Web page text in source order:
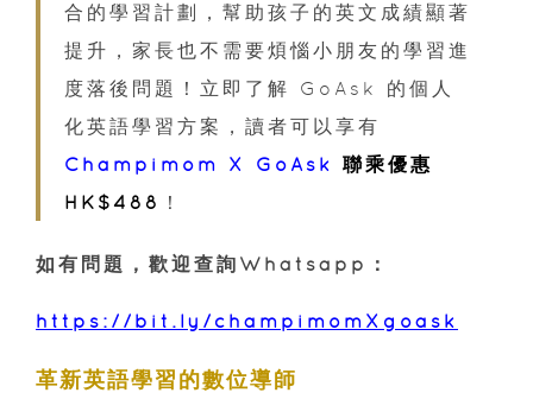
合的學習計劃，幫助孩子的英文成績顯著
提升，家長也不需要煩惱小朋友的學習進
度落後問題！立即了解 GoAsk 的個人
化英語學習方案，讀者可以享有
Champimom X GoAsk 聯乘優惠
HK$488
！
如有問題，歡迎查詢Whatsapp：
https://bit.ly/champimomXgoask
革新英語學習的數位導師